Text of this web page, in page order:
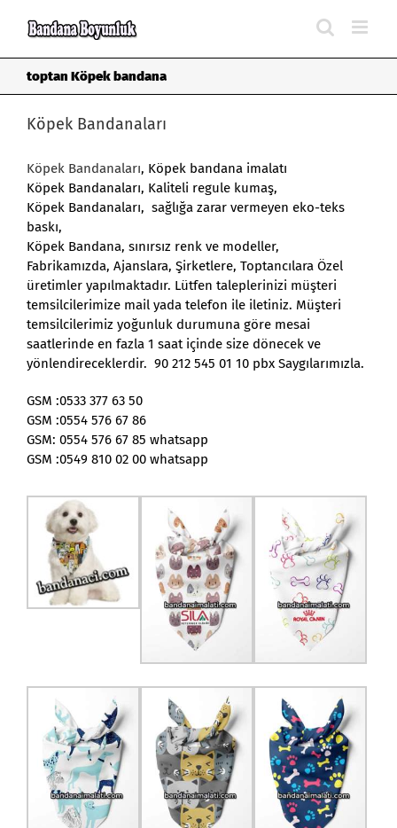
toptan Köpek bandana
Köpek Bandanaları
Köpek Bandanaları, Köpek bandana imalatı
Köpek Bandanaları, Kaliteli regule kumaş,
Köpek Bandanaları, sağlığa zarar vermeyen eko-teks
baskı,
Köpek Bandana, sınırsız renk ve modeller,
Fabrikamızda, Ajanslara, Şirketlere, Toptancılara Özel
üretimler yapılmaktadır. Lütfen taleplerinizi müşteri
temsilcilerimize mail yada telefon ile iletiniz. Müşteri
temsilcilerimiz yoğunluk durumuna göre mesai
saatlerinde en fazla 1 saat içinde size dönecek ve
yönlendireceklerdir. 90 212 545 01 10 pbx Saygılarımızla.
GSM :0533 377 63 50
GSM :0554 576 67 86
GSM: 0554 576 67 85 whatsapp
GSM :0549 810 02 00 whatsapp